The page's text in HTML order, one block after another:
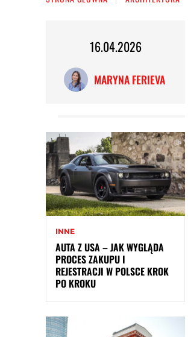
16.04.2026
MARYNA FERIEVA
INNE
AUTA Z USA – JAK WYGLĄDA
PROCES ZAKUPU I
REJESTRACJI W POLSCE KROK
PO KROKU